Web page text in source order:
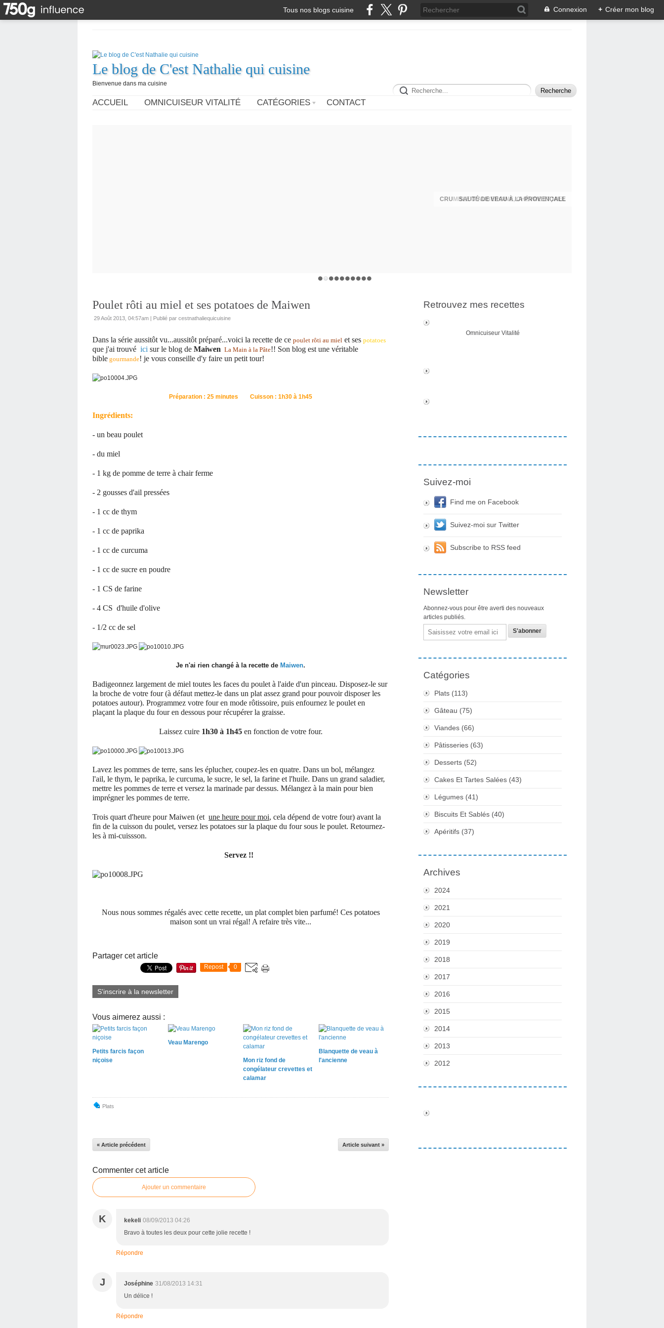
Tous nos blogs cuisine Connexion + Créer mon blog
Le blog de C'est Nathalie qui cuisine
Bienvenue dans ma cuisine
ACCUEIL OMNICUISEUR VITALITÉ CATÉGORIES CONTACT
SAUTÉ DE VEAU À LA PROVENÇALE
Poulet rôti au miel et ses potatoes de Maiwen
29 Août 2013, 04:57am | Publié par cestnathaliequicuisine
Dans la série aussitôt vu...aussitôt préparé...voici la recette de ce poulet rôti au miel et ses potatoes
que j'ai trouvé ici sur le blog de Maiwen La Main à la Pâte!! Son blog est une véritable
bible gourmande! je vous conseille d'y faire un petit tour!
Préparation : 25 minutes Cuisson : 1h30 à 1h45
Ingrédients:
- un beau poulet
- du miel
- 1 kg de pomme de terre à chair ferme
- 2 gousses d'ail pressées
- 1 cc de thym
- 1 cc de paprika
- 1 cc de curcuma
- 1 cc de sucre en poudre
- 1 CS de farine
- 4 CS d'huile d'olive
- 1/2 cc de sel
Je n'ai rien changé à la recette de Maiwen.
Badigeonnez largement de miel toutes les faces du poulet à l'aide d'un pinceau. Disposez-le sur
la broche de votre four (à défaut mettez-le dans un plat assez grand pour pouvoir disposer les
potatoes autour). Programmez votre four en mode rôtissoire, puis enfournez le poulet en
plaçant la plaque du four en dessous pour récupérer la graisse.
Laissez cuire 1h30 à 1h45en fonction de votre four.
Lavez les pommes de terre, sans les éplucher, coupez-les en quatre. Dans un bol, mélangez
l'ail, le thym, le paprika, le curcuma, le sucre, le sel, la farine et l'huile. Dans un grand saladier,
mettre les pommes de terre et versez la marinade par dessus. Mélangez à la main pour bien
imprégner les pommes de terre.
Trois quart d'heure pour Maiwen (et une heure pour moi, cela dépend de votre four) avant la
fin de la cuisson du poulet, versez les potatoes sur la plaque du four sous le poulet. Retournez-
les à mi-cuissson.
Servez !!
Nous nous sommes régalés avec cette recette, un plat complet bien parfumé! Ces potatoes
maison sont un vrai régal! A refaire très vite...
Partager cet article
Repost 0
S'inscrire à la newsletter
Vous aimerez aussi :
Petits farcis façon
niçoise
Veau Marengo
Mon riz fond de
congélateur crevettes et
calamar
Blanquette de veau à
l'ancienne
Plats
« Article précédent Article suivant »
Commenter cet article
Ajouter un commentaire
K kekeli 08/09/2013 04:26
Bravo à toutes les deux pour cette jolie recette !
Répondre
J Joséphine 31/08/2013 14:31
Un délice !
Répondre
Retrouvez mes recettes
Omnicuiseur Vitalité
Suivez-moi
Find me on Facebook
Suivez-moi sur Twitter
Subscribe to RSS feed
Newsletter
Abonnez-vous pour être averti des nouveaux
articles publiés.
Email
Catégories
Plats (113)
Gâteau (75)
Viandes (66)
Pâtisseries (63)
Desserts (52)
Cakes Et Tartes Salées (43)
Légumes (41)
Biscuits Et Sablés (40)
Apéritifs (37)
Archives
2024
2021
2020
2019
2018
2017
2016
2015
2014
2013
2012